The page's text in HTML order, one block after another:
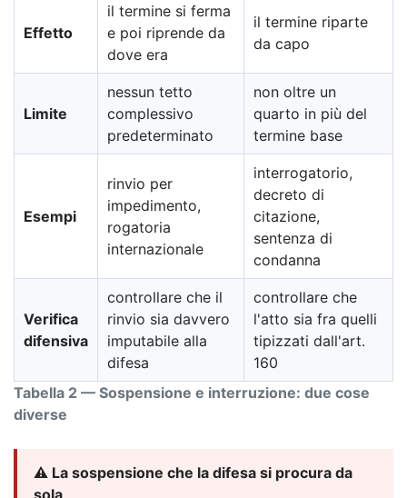
Tabella 2 — Sospensione e interruzione: due cose
diverse
Effetto
il termine si ferma
e poi riprende da
dove era
il termine riparte
da capo
Limite
nessun tetto
complessivo
predeterminato
non oltre un
quarto in più del
termine base
Esempi
rinvio per
impedimento,
rogatoria
internazionale
interrogatorio,
decreto di
citazione,
sentenza di
condanna
Verifica
difensiva
controllare che il
rinvio sia davvero
imputabile alla
difesa
controllare che
l'atto sia fra quelli
tipizzati dall'art.
160
⚠️ La sospensione che la difesa si procura da
sola